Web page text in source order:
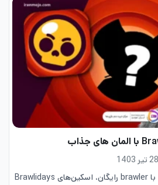
28 تیر 1403
5 سالگی بازی Brawl Stars با brawler رایگان، اسکین‌های Brawlidays